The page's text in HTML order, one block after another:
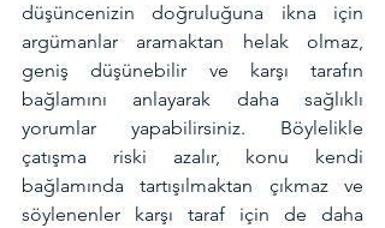
düşüncenizin doğruluğuna ikna için
argümanlar aramaktan helak olmaz,
geniş düşünebilir ve karşı tarafın
bağlamını anlayarak daha sağlıklı
yorumlar yapabilirsiniz. Böylelikle
çatışma riski azalır, konu kendi
bağlamında tartışılmaktan çıkmaz ve
söylenenler karşı taraf için de daha